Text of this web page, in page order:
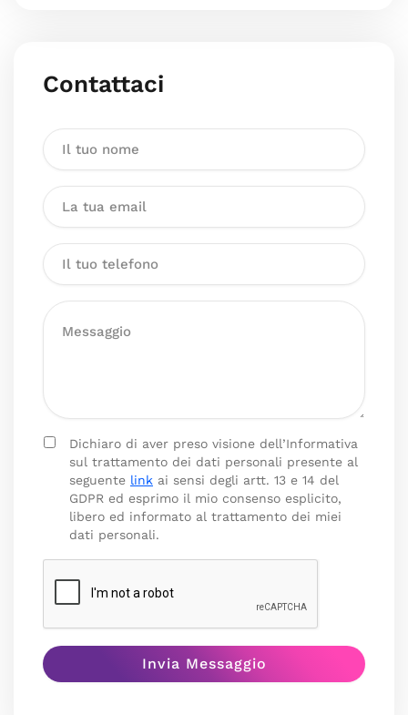
Contattaci
Dichiaro di aver preso visione dell’Informativa
sul trattamento dei dati personali presente al
seguente link ai sensi degli artt. 13 e 14 del
GDPR ed esprimo il mio consenso esplicito,
libero ed informato al trattamento dei miei
dati personali.